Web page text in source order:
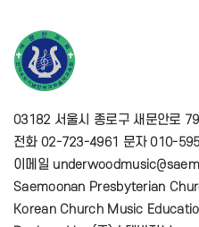
03182 서울시 종로구 새문안로
전화 02-723-4961 문자 010-
이메일
Saemoonan Presbyterian
Korean Church Music